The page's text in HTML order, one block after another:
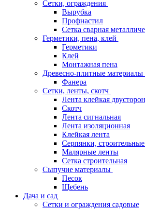
Сетки, ограждения
Вырубка
Профнастил
Сетка сварная
Герметики, пена, клей
Герметики
Клей
Монтажная пена
Древесно-плитные материалы
Фанера
Сетки, ленты, скотч
Лента клейкая
Скотч
Лента сигнальная
Лента изоляционная
Клейкая лента
Серпянки,
Малярные ленты
Сетка строительная
Сыпучие материалы
Песок
Щебень
Дача и сад
Сетки и ограждения садовые